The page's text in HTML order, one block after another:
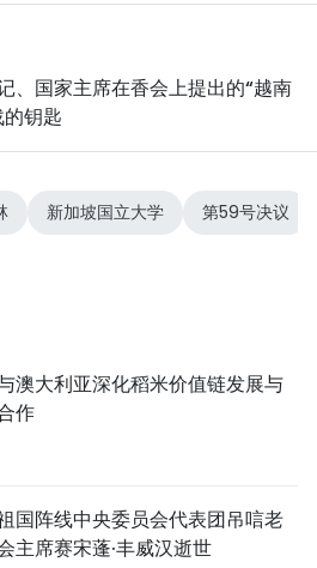
、国家主席在香会上提出的“越南
钥匙
新加坡国立大学 第59号决议
澳大利亚深化稻米价值链发展与
作
国阵线中央委员会代表团吊唁老
主席赛宋蓬·丰威汉逝世